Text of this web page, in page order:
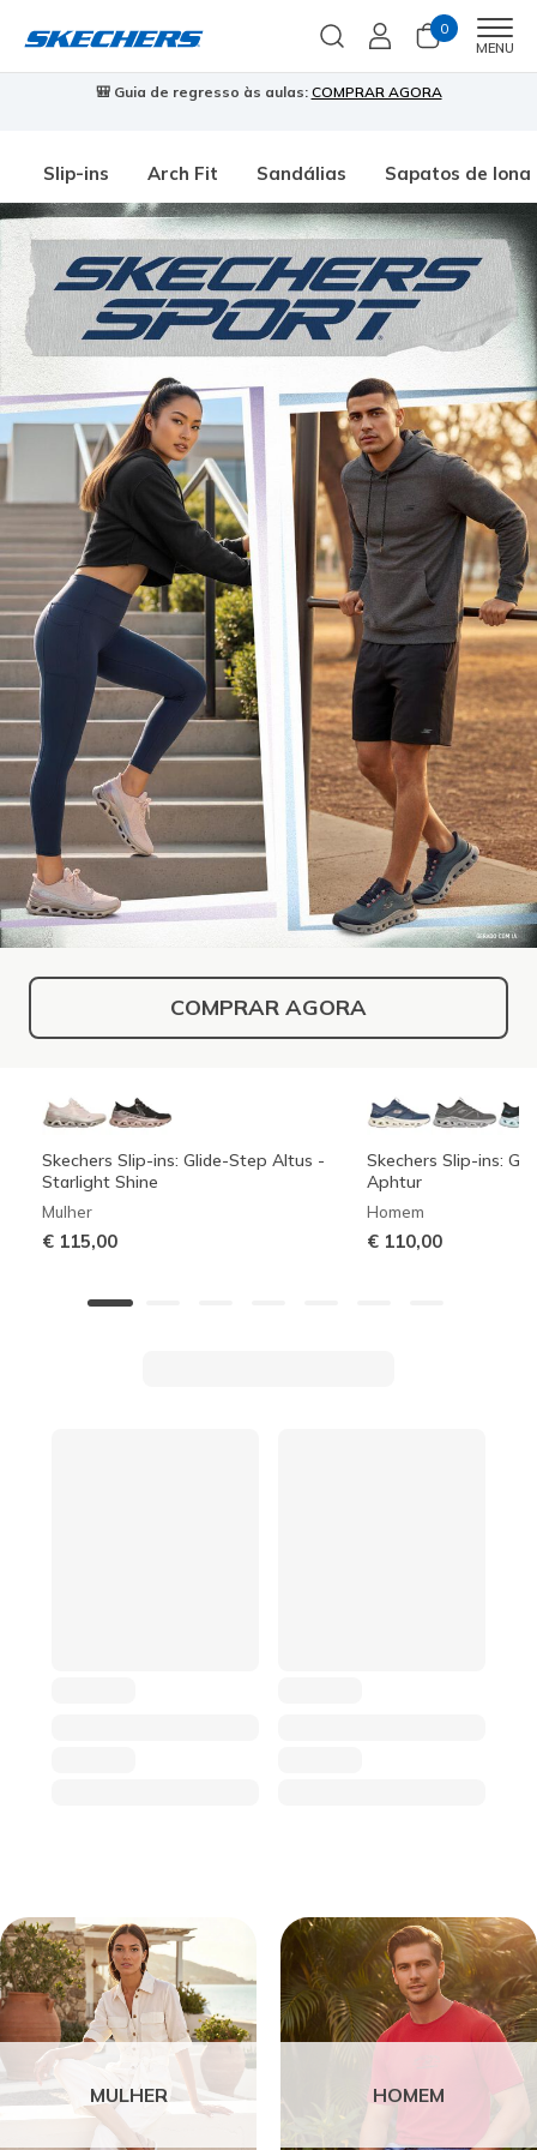
0
MENU
🎒 Guia de regresso às aulas: COMPRAR AGORA
Slip-ins Arch Fit Sandálias Sapatos de lona
COMPRAR AGORA
Skechers Slip-ins: Glide-Step Altus -
Starlight Shine
Mulher
€ 115,00
Skechers Slip-ins:
Aphtur
Homem
€ 110,00
MULHER HOMEM